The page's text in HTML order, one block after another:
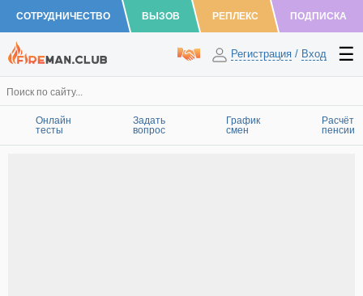
СОТРУДНИЧЕСТВО ВЫЗОВ РЕПЛЕКС ПОДПИСКА
Регистрация / Вход
Онлайн
тесты
Задать
вопрос
График
смен
Расчёт
пенсии